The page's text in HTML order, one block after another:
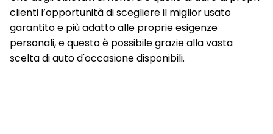
Retrocamera posteriore
Retrovisore interno auto-oscurante
Retrovisori esterni regolabili elettricamente e riscaldabili
clienti l’opportunità di scegliere il miglior usato
garantito e più adatto alle proprie esigenze
personali, e questo è possibile grazie alla vasta
scelta di auto d'occasione disponibili.